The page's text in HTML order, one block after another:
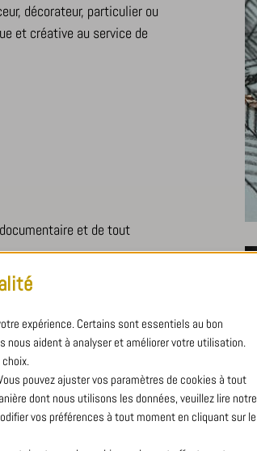
décorateur, particulier ou
et créative au service de
et de tout
disposent d’un site
dans des conditions de
et la prédominance de
de qualité.
expérience. Certains sont essentiels au bon
aident à analyser et améliorer votre utilisation.
pouvez ajuster vos paramètres de cookies à tout
dont nous utilisons les données, veuillez lire notre
vos préférences à tout moment en cliquant sur le